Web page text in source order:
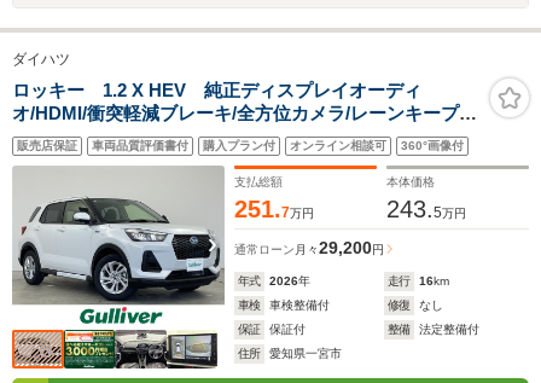
ダイハツ
ロッキー 1.2 X HEV 純正ディスプレイオーディ
オ/HDMI/衝突軽減ブレーキ/全方位カメラ/レーンキープア
シスト/オートマチックハイビー
ム/AppleCarPlay/AndroidAuto/フルセグTV/Bluetooth/純
正アルミホイール/電子パーキングブレーキ
販売店保証 車両品質評価書付 購入プラン付 オンライン相談可 360°画像付
支払総額
251.7万円
本体価格
243.5万円
通常ローン 月々29,200円
年式 2026年 走行 16km
車検
車検整備付 修復
なし
保証
保証付 整備
法定整備付
住所
愛知県一宮市